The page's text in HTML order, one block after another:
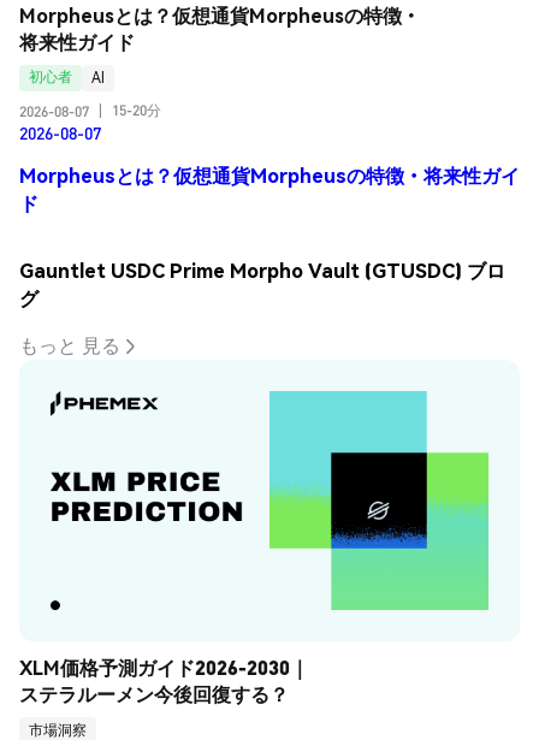
Morpheusとは？仮想通貨Morpheusの特徴・
将来性ガイド
初心者
AI
2026-08-07
15-20分
2026-08-07
Morpheusとは？仮想通貨Morpheusの特徴・将来性ガイ
ド
Gauntlet USDC Prime Morpho Vault (GTUSDC) ブロ
グ
もっと 見る
XLM価格予測ガイド2026-2030｜
ステラルーメン今後回復する？
市場洞察